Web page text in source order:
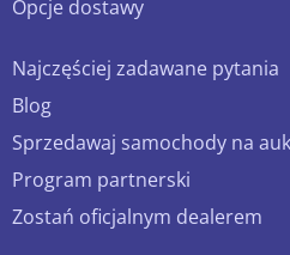
Opcje dostawy
Najczęściej zadawane pytania
Blog
Sprzedawaj samochody na
Program partnerski
Zostań oficjalnym dealerem